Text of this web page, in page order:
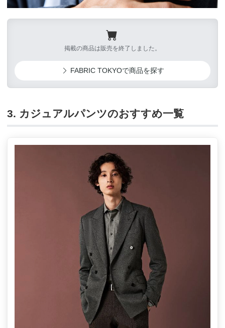
掲載の商品は販売を終了しました。
FABRIC TOKYOで商品を探す
3. カジュアルパンツのおすすめ一覧